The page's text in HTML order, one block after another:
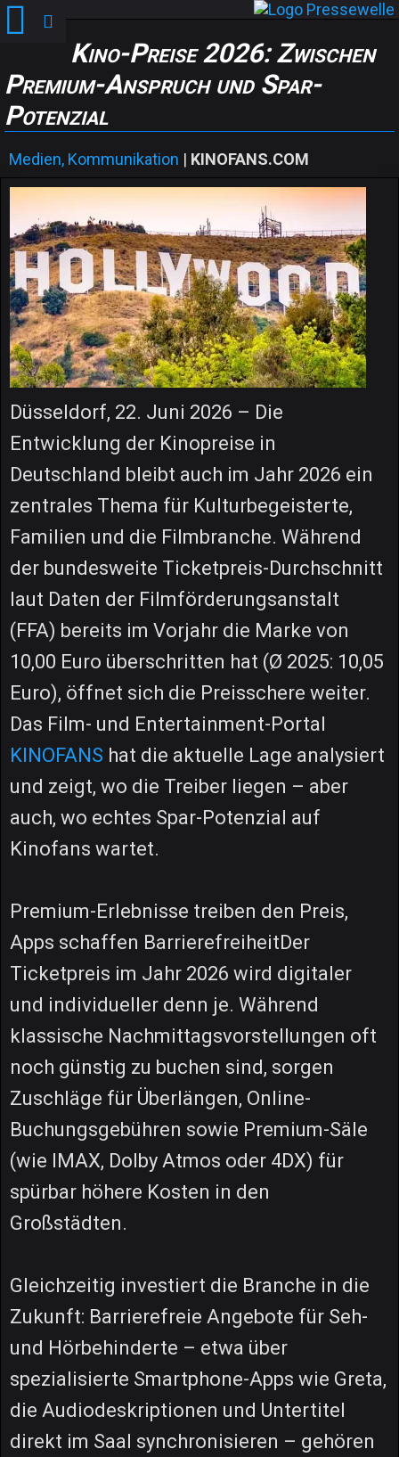
Kino-Preise 2026: Zwischen
Premium-Anspruch und Spar-
Potenzial
Medien, Kommunikation | KINOFANS.COM
Düsseldorf, 22. Juni 2026 – Die
Entwicklung der Kinopreise in
Deutschland bleibt auch im Jahr 2026 ein
zentrales Thema für Kulturbegeisterte,
Familien und die Filmbranche. Während
der bundesweite Ticketpreis-Durchschnitt
laut Daten der Filmförderungsanstalt
(FFA) bereits im Vorjahr die Marke von
10,00 Euro überschritten hat (Ø 2025: 10,05
Euro), öffnet sich die Preisschere weiter.
Das Film- und Entertainment-Portal
KINOFANS hat die aktuelle Lage analysiert
und zeigt, wo die Treiber liegen – aber
auch, wo echtes Spar-Potenzial auf
Kinofans wartet.
Premium-Erlebnisse treiben den Preis,
Apps schaffen BarrierefreiheitDer
Ticketpreis im Jahr 2026 wird digitaler
und individueller denn je. Während
klassische Nachmittagsvorstellungen oft
noch günstig zu buchen sind, sorgen
Zuschläge für Überlängen, Online-
Buchungsgebühren sowie Premium-Säle
(wie IMAX, Dolby Atmos oder 4DX) für
spürbar höhere Kosten in den
Großstädten.
Gleichzeitig investiert die Branche in die
Zukunft: Barrierefreie Angebote für Seh-
und Hörbehinderte – etwa über
spezialisierte Smartphone-Apps wie Greta,
die Audiodeskriptionen und Untertitel
direkt im Saal synchronisieren – gehören